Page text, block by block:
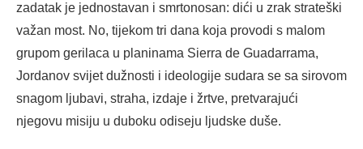
zadatak je jednostavan i smrtonosan: dići u zrak strateški
važan most. No, tijekom tri dana koja provodi s malom
grupom gerilaca u planinama Sierra de Guadarrama,
Jordanov svijet dužnosti i ideologije sudara se sa sirovom
snagom ljubavi, straha, izdaje i žrtve, pretvarajući
njegovu misiju u duboku odiseju ljudske duše.